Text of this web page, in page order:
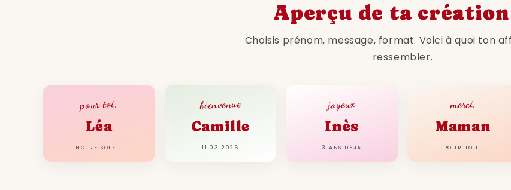
Les
L'un des
immédiatement.
Aperçu de ta création
Choisis prénom, message, format. Voici à quoi ton
ressembler.
pour toi,
Léa
NOTRE SOLEIL
bienvenue
Camille
11.03.2026
joyeux
Inès
3 ANS DÉJÀ
merci,
Maman
POUR TOUT